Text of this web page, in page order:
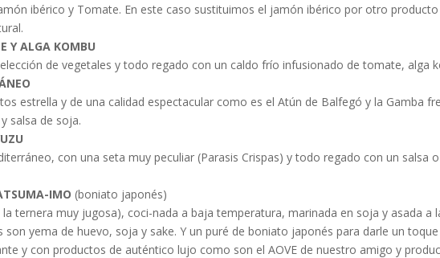
ibérico y Tomate. En este caso sustituimos el jamón ibérico por otro
Y ALGA KOMBU
de vegetales y todo regado con un caldo frío infusionado de tomate, alga
estrella y de una calidad espectacular como es el Atún de Balfegó y la Gamba
salsa de soja.
con una seta muy peculiar (Parasis Crispas) y todo regado con un salsa
IMO (boniato japonés)
ternera muy jugosa), coci-nada a baja temperatura, marinada en soja y asada a
yema de huevo, soja y sake. Y un puré de boniato japonés para darle un
y con productos de auténtico lujo como son el AOVE de nuestro amigo y